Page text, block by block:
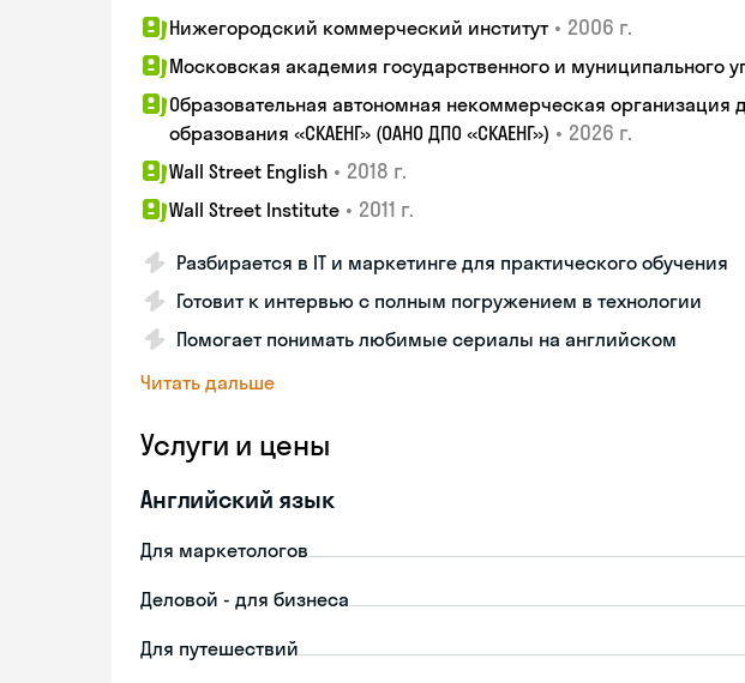
Нижегородский коммерческий институт • 2006 г.
Московская академия государственного и муниципального
Образовательная автономная некоммерческая организация
образования «СКАЕНГ» (ОАНО ДПО «СКАЕНГ») • 2026 г.
Wall Street English • 2018 г.
Wall Street Institute • 2011 г.
Разбирается в IT и маркетинге для практического обучения
Готовит к интервью с полным погружением в технологии
Помогает понимать любимые сериалы на английском
Читать дальше
Услуги и цены
Английский язык
Для маркетологов
Деловой - для бизнеса
Для путешествий